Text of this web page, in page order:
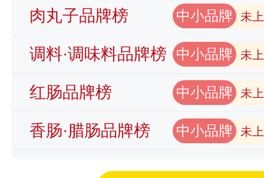
肉丸子品牌榜 中小品牌 未
调料·调味料品牌榜 中小品牌 未
红肠品牌榜 中小品牌 未
香肠·腊肠品牌榜 中小品牌 未